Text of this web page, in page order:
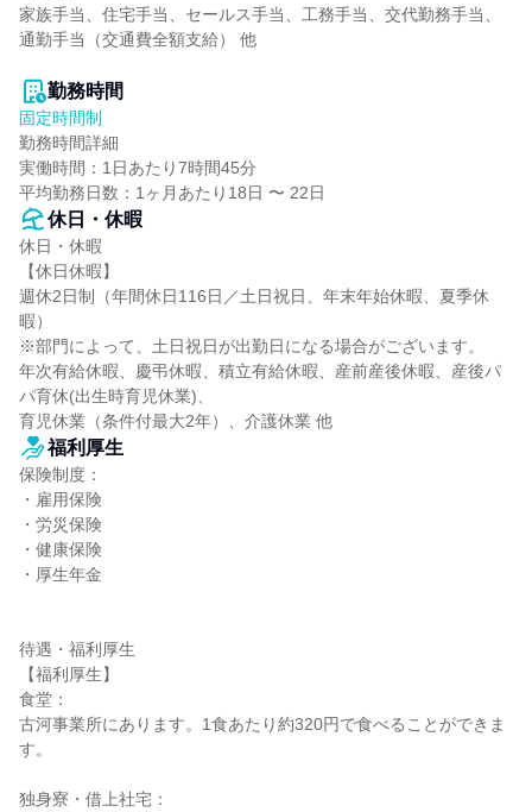
家族手当、住宅手当、セールス手当、工務手当、交代勤務手当、
通勤手当（交通費全額支給） 他
勤務時間
固定時間制
勤務時間詳細
実働時間：1日あたり7時間45分
平均勤務日数：1ヶ月あたり18日 〜 22日
休日・休暇
休日・休暇
【休日休暇】
週休2日制（年間休日116日／土日祝日、年末年始休暇、夏季休
暇）
※部門によって、土日祝日が出勤日になる場合がございます。
年次有給休暇、慶弔休暇、積立有給休暇、産前産後休暇、産後パ
パ育休(出生時育児休業)、
育児休業（条件付最大2年）、介護休業 他
福利厚生
保険制度：
・雇用保険
・労災保険
・健康保険
・厚生年金
待遇・福利厚生
【福利厚生】
食堂：
古河事業所にあります。1食あたり約320円で食べることができま
す。
独身寮・借上社宅：